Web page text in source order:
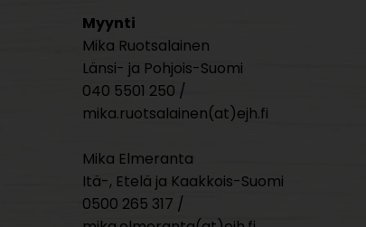
Myynti
Mika Ruotsalainen
Länsi- ja Pohjois-Suomi
040 5501 250 /
mika.ruotsalainen(at)ejh.fi
Mika Elmeranta
Itä-, Etelä ja Kaakkois-Suomi
0500 265 317 /